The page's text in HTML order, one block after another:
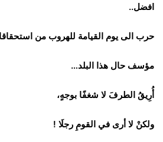
افضل..
حرب الى يوم القيامة للهروب من
مؤسف حال هذا البلد…
أُرِيقُ الطرفَ لا شغفًا بوجهٍ،
ولكنْ لا أرى في القومِ رجلَا !